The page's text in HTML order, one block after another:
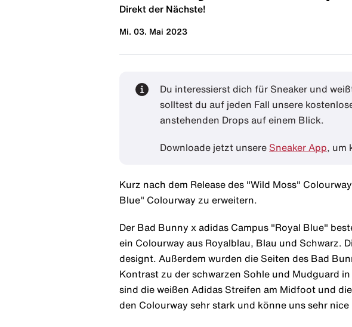
Direkt der Nächste!
Mi. 03. Mai 2023
Du interessierst dich für Sneaker und
solltest du auf jeden Fall unsere
anstehenden Drops auf einem Blick.
Downloade jetzt unsere Sneaker App , um
Kurz nach dem Release des "Wild Moss"
Blue" Colourway zu erweitern.
Der Bad Bunny x adidas Campus "Royal Blue"
ein Colourway aus Royalblau, Blau und Schwarz.
designt. Außerdem wurden die Seiten des Bad
Kontrast zu der schwarzen Sohle und Mudguard
sind die weißen Adidas Streifen am Midfoot und
den Colourway sehr stark und könne uns sehr